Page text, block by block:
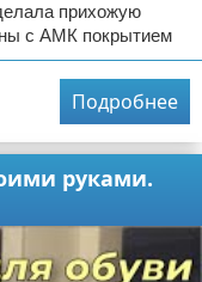
прихожую
с АМК покрытием
Подробнее
руками.